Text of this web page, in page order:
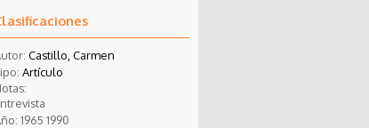
Castillo, Carmen
Artículo
1965 1990